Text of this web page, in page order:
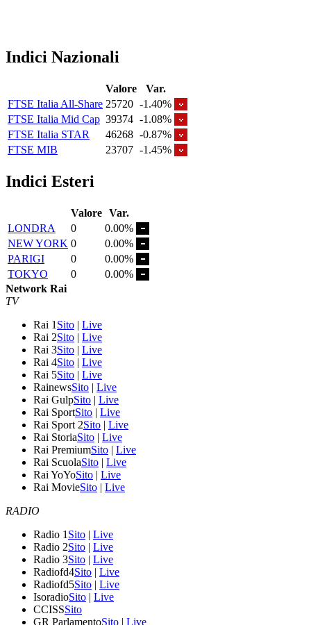
Indici Nazionali
Valore
Var.
FTSE Italia All-Share 25720 -1.40%
FTSE Italia Mid Cap 39374 -1.08%
FTSE Italia STAR
46268 -0.87%
FTSE MIB
23707 -1.45%
Indici Esteri
Valore Var.
LONDRA
0
0.00%
NEW YORK 0
0.00%
PARIGI
0
0.00%
TOKYO
0
0.00%
Network Rai
TV
Rai 1 Sito | Live
Rai 2Sito | Live
Rai 3Sito | Live
Rai 4Sito | Live
Rai 5Sito | Live
RainewsSito | Live
Rai GulpSito | Live
Rai SportSito | Live
Rai Sport 2Sito | Live
Rai StoriaSito | Live
Rai PremiumSito | Live
Rai ScuolaSito | Live
Rai YoYoSito | Live
Rai MovieSito | Live
RADIO
Radio 1 Sito | Live
Radio 2Sito | Live
Radio 3Sito | Live
Radiofd4Sito | Live
Radiofd5Sito | Live
IsoradioSito | Live
CCISSSito
GR ParlamentoSito | Live